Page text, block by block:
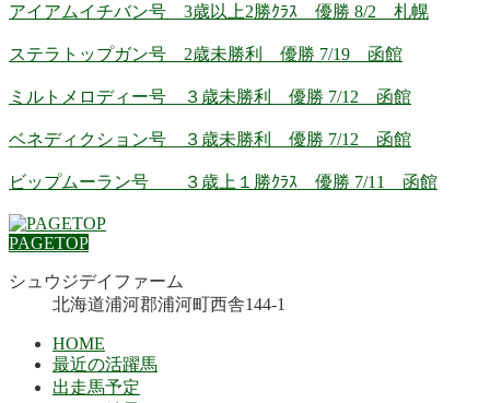
アイアムイチバン号 3歳以上2勝ｸﾗｽ 優勝 8/2 札幌
ステラトップガン号 2歳未勝利 優勝 7/19 函館
ミルトメロディー号 ３歳未勝利 優勝 7/12 函館
ベネディクション号 ３歳未勝利 優勝 7/12 函館
ビップムーラン号 ３歳上１勝ｸﾗｽ 優勝 7/11 函館
PAGETOP
シュウジデイファーム
北海道浦河郡浦河町西舎144-1
HOME
最近の活躍馬
出走馬予定